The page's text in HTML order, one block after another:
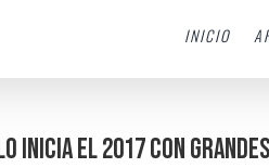
INICIO
inicia el 2017 con